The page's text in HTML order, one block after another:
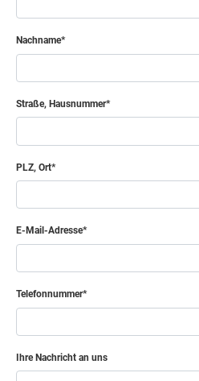
Nachname
Straße, Hausnummer
PLZ, Ort
E-Mail-Adresse
Telefonnummer
Ihre Nachricht an uns